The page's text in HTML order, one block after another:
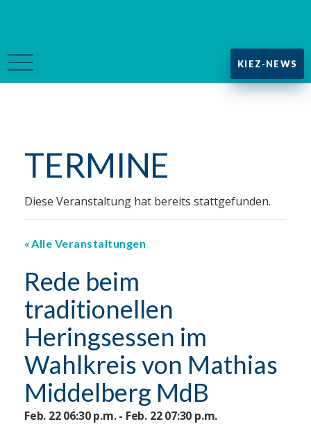
KIEZ-NEWS
TERMINE
Diese Veranstaltung hat bereits stattgefunden.
Alle Veranstaltungen
Rede beim
traditionellen
Heringsessen im
Wahlkreis von Mathias
Middelberg MdB
Feb. 22 06:30 p.m. - Feb. 22 07:30 p.m.